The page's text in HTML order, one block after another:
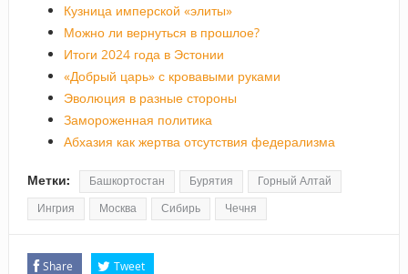
Кузница имперской «элиты»
Можно ли вернуться в прошлое?
Итоги 2024 года в Эстонии
«Добрый царь» с кровавыми руками
Эволюция в разные стороны
Замороженная политика
Абхазия как жертва отсутствия федерализма
Метки: Башкортостан Бурятия Горный Алтай
Ингрия Москва Сибирь Чечня
Share Tweet